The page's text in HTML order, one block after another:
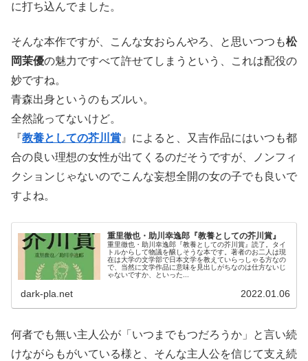
に打ち込んでました。
そんな本作ですが、こんな女おらんやろ、と思いつつも松
岡茉優の魅力ですべて許せてしまうという、これは配役の
妙ですね。
青森出身というのもズルい。
全然訛ってないけど。
『教養としての芥川賞 』によると、又吉作品にはいつも都
合の良い理想の女性が出てくるのだそうですが、ノンフィ
クションじゃないのでこんな妄想全開の女の子でも良いで
すよね。
重里徹也・助川幸逸郎『教養としての芥川賞』
重里徹也・助川幸逸郎『教養としての芥川賞』読了。タイ
トルからして物議を醸しそうな本です。著者のお二人は現
在は大学の文学部で日本文学を教えていらっしゃる方なの
で、当然に文学作品に意味を見出しがちなのは仕方ないじ
ゃないですか、といった...
dark-pla.net 2022.01.06
何者でも無い主人公が「いつまでもつだろうか」と言い続
けながらもがいている様と、そんな主人公を信じて支え続